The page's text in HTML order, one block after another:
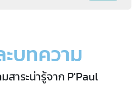
บทความ
สาระน่ารู้จาก P'Paul